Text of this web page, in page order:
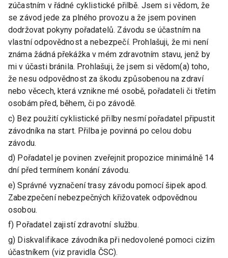
zúčastním v řádné cyklistické přilbě. Jsem si vědom, že
se závod jede za plného provozu a že jsem povinen
dodržovat pokyny pořadatelů. Závodu se účastním na
vlastní odpovědnost a nebezpečí. Prohlašuji, že mi není
známa žádná překážka v mém zdravotním stavu, jenž by
mi v účasti bránila. Prohlašuji, že jsem si vědom(a) toho,
že nesu odpovědnost za škodu způsobenou na zdraví
nebo věcech, která vznikne mé osobě, pořadateli či třetím
osobám před, během, či po závodě.
c) Bez použití cyklistické přilby nesmí pořadatel připustit
závodníka na start. Přilba je povinná po celou dobu
závodu.
d) Pořadatel je povinen zveřejnit propozice minimálně 14
dní před termínem konání závodu.
e) Správné vyznačení trasy závodu pomocí šipek apod.
Zabezpečení nebezpečných křižovatek odpovědnou
osobou.
f) Pořadatel zajistí zdravotní službu.
g) Diskvalifikace závodníka při nedovolené pomoci cizím
účastníkem (viz pravidla ČSC).